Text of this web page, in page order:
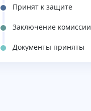
Принят к защите
Заключение комиссии
Документы приняты